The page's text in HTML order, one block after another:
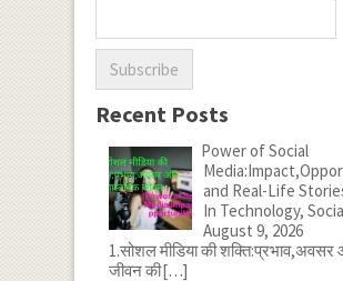
Recent Posts
Power of Social
and Real-Life
In Technology,
August 9, 2026
1.सोशल मीडिया की शक्ति:प्रभाव,अवसर
जीवन की[…]